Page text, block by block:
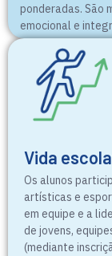
ponderadas. São
emocional e
Vida
Os alunos
artísticas e
em equipe e a
de jovens,
(mediante